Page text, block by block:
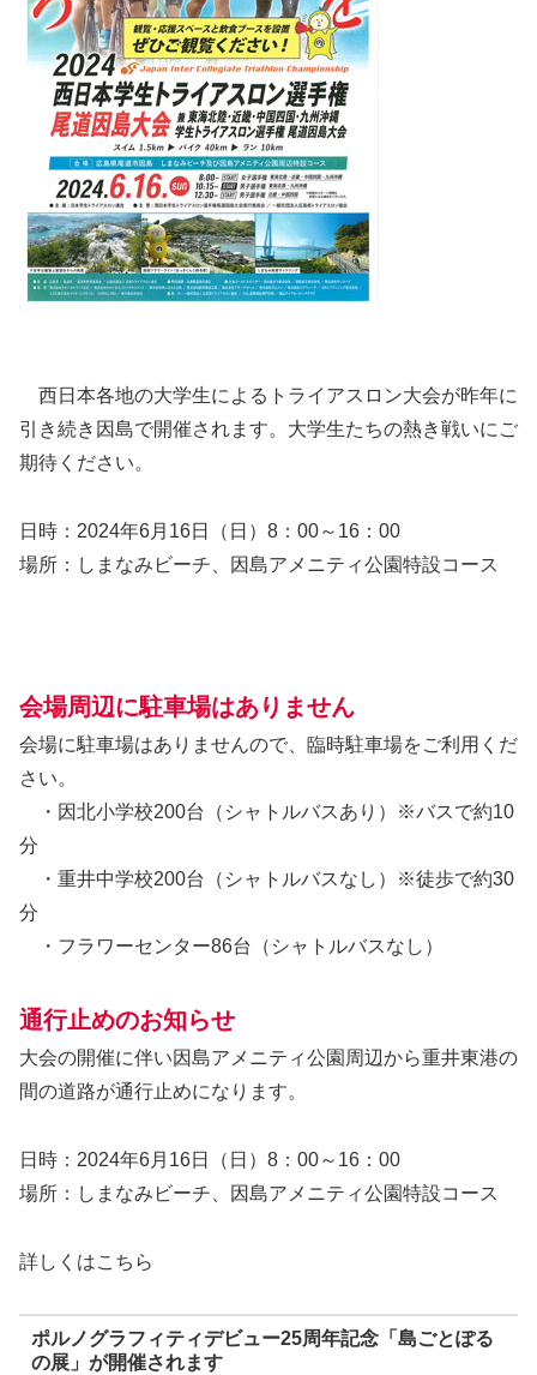
西日本各地の大学生によるトライアスロン大会が昨年に
引き続き因島で開催されます。大学生たちの熱き戦いにご
期待ください。
日時：2024年6月16日（日）8：00～16：00
場所：しまなみビーチ、因島アメニティ公園特設コース
会場周辺に駐車場はありません
会場に駐車場はありませんので、臨時駐車場をご利用くだ
さい。
・因北小学校200台（シャトルバスあり）※バスで約10
分
・重井中学校200台（シャトルバスなし）※徒歩で約30
分
・フラワーセンター86台（シャトルバスなし）
通行止めのお知らせ
大会の開催に伴い因島アメニティ公園周辺から重井東港の
間の道路が通行止めになります。
日時：2024年6月16日（日）8：00～16：00
場所：しまなみビーチ、因島アメニティ公園特設コース
詳しくはこちら
ポルノグラフィティデビュー25周年記念「島ごとぽる
の展」が開催されます